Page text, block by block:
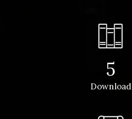
5
Download